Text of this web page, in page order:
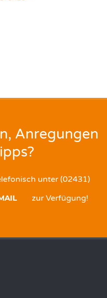
Anregungen
unter (02431)
zur Verfügung!